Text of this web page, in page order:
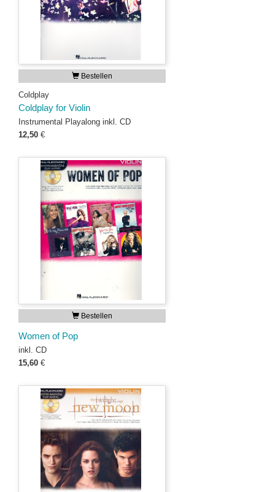
Bestellen
Coldplay
Coldplay for Violin
Instrumental Playalong inkl. CD
12,50 €
Bestellen
Women of Pop
inkl. CD
15,60 €